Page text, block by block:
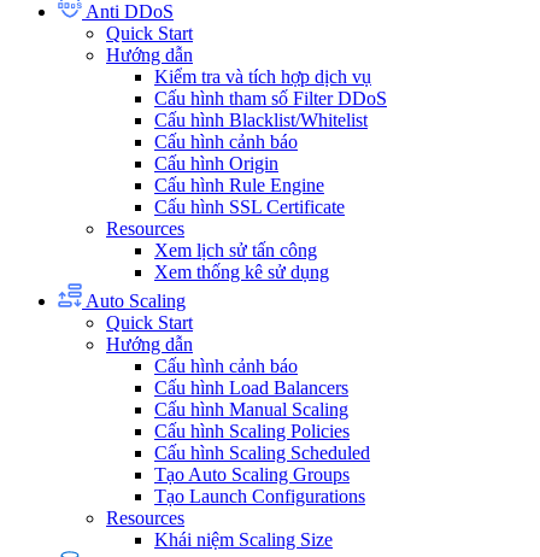
Anti DDoS
Quick Start
Hướng dẫn
Kiểm tra và tích hợp dịch vụ
Cấu hình tham số Filter DDoS
Cấu hình Blacklist/Whitelist
Cấu hình cảnh báo
Cấu hình Origin
Cấu hình Rule Engine
Cấu hình SSL Certificate
Resources
Xem lịch sử tấn công
Xem thống kê sử dụng
Auto Scaling
Quick Start
Hướng dẫn
Cấu hình cảnh báo
Cấu hình Load Balancers
Cấu hình Manual Scaling
Cấu hình Scaling Policies
Cấu hình Scaling Scheduled
Tạo Auto Scaling Groups
Tạo Launch Configurations
Resources
Khái niệm Scaling Size